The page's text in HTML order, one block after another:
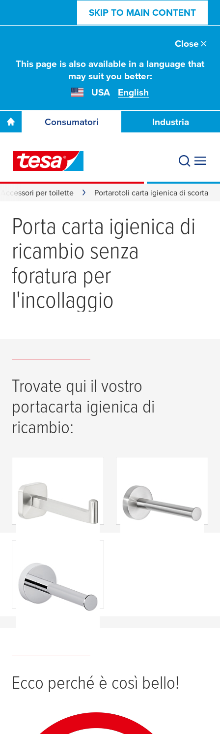
SKIP TO MAIN CONTENT
This page is also available in a language that
may suit you better:
USA
English
Close
Consumatori Industria
Accessori per toilette Portarotoli carta igienica di scorta
Porta carta igienica di
ricambio senza
foratura per
l'incollaggio
Trovate qui il vostro
portacarta igienica di
ricambio:
di riserva Esteetic,
autoadesivo, look
acciaio inox
di riserva
Nooblesse,
autoadesivo,
tesa®tesa
portarotolo di
scorta WC
Ecco perché è così bello!